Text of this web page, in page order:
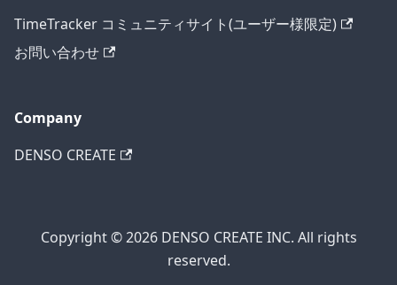
TimeTracker コミュニティサイト(ユーザー様限定)
お問い合わせ
Company
DENSO CREATE
Copyright © 2026 DENSO CREATE INC. All rights
reserved.